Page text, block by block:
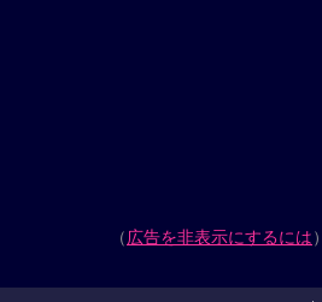
（広告を非表示にするには）